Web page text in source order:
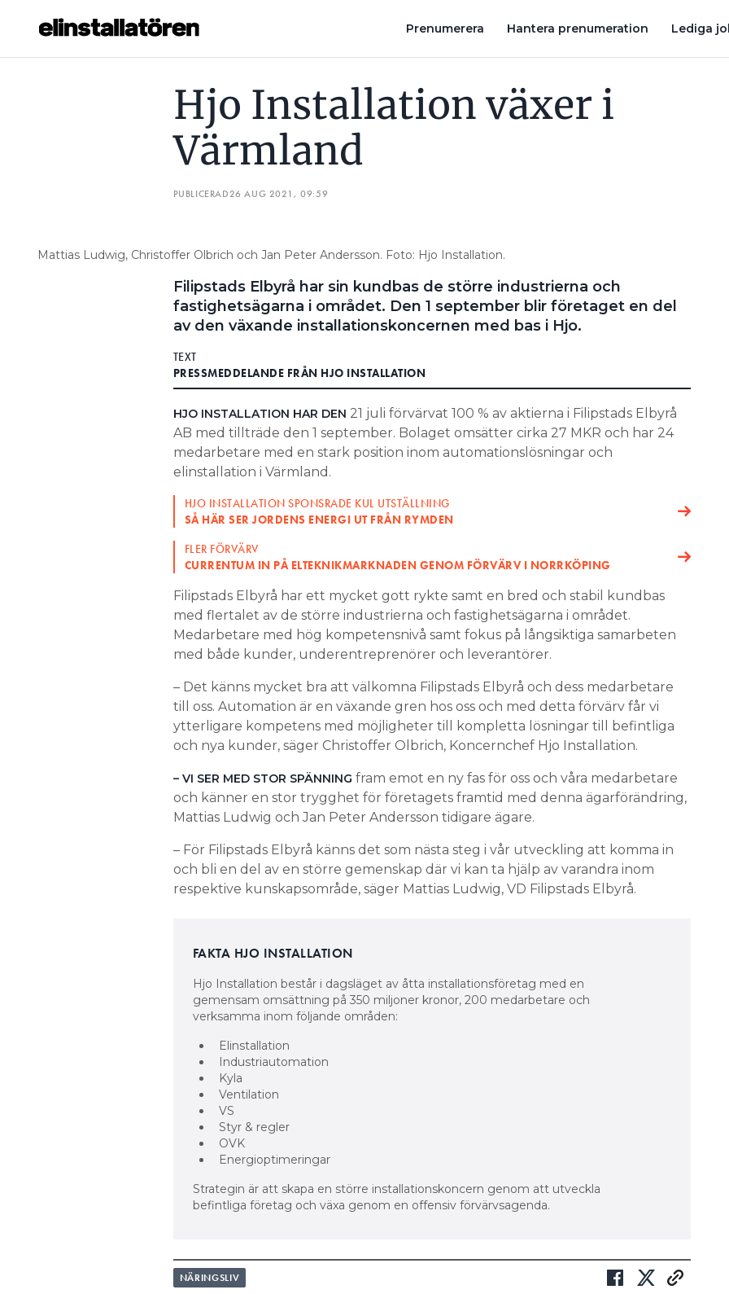
Prenumerera Hantera prenumeration Lediga
Hantera prenumeration
Hjo Installation växer i
Värmland
PUBLICERAD26 AUG 2021, 09:59
Mattias Ludwig, Christoffer Olbrich och Jan Peter Andersson. Foto: Hjo Installation.
Filipstads Elbyrå har sin kundbas de större industrierna och
fastighetsägarna i området. Den 1 september blir företaget en del
av den växande installationskoncernen med bas i Hjo.
TEXT
PRESSMEDDELANDE FRÅN HJO INSTALLATION
HJO INSTALLATION HAR DEN 21 juli förvärvat 100 % av aktierna i Filipstads Elbyrå
AB med tillträde den 1 september. Bolaget omsätter cirka 27 MKR och har 24
medarbetare med en stark position inom automationslösningar och
elinstallation i Värmland.
HJO INSTALLATION SPONSRADE KUL UTSTÄLLNING
SÅ HÄR SER JORDENS ENERGI UT FRÅN RYMDEN
FLER FÖRVÄRV
CURRENTUM IN PÅ ELTEKNIKMARKNADEN GENOM FÖRVÄRV I NORRKÖPING
Filipstads Elbyrå har ett mycket gott rykte samt en bred och stabil kundbas
med flertalet av de större industrierna och fastighetsägarna i området.
Medarbetare med hög kompetensnivå samt fokus på långsiktiga samarbeten
med både kunder, underentreprenörer och leverantörer.
– Det känns mycket bra att välkomna Filipstads Elbyrå och dess medarbetare
till oss. Automation är en växande gren hos oss och med detta förvärv får vi
ytterligare kompetens med möjligheter till kompletta lösningar till befintliga
och nya kunder, säger Christoffer Olbrich, Koncernchef Hjo Installation.
– VI SER MED STOR SPÄNNING fram emot en ny fas för oss och våra medarbetare
och känner en stor trygghet för företagets framtid med denna ägarförändring,
Mattias Ludwig och Jan Peter Andersson tidigare ägare.
– För Filipstads Elbyrå känns det som nästa steg i vår utveckling att komma in
och bli en del av en större gemenskap där vi kan ta hjälp av varandra inom
respektive kunskapsområde, säger Mattias Ludwig, VD Filipstads Elbyrå.
FAKTA HJO INSTALLATION
Hjo Installation består i dagsläget av åtta installationsföretag med en
gemensam omsättning på 350 miljoner kronor, 200 medarbetare och
verksamma inom följande områden:
Elinstallation
Industriautomation
Kyla
Ventilation
VS
Styr & regler
OVK
Energioptimeringar
Strategin är att skapa en större installationskoncern genom att utveckla
befintliga företag och växa genom en offensiv förvärvsagenda.
NÄRINGSLIV
HJO INSTALLATION VÄXER I VÄRMLAND HJO INSTALLATION GÖR TVÅ FÖRVÄRV I NORR HJO INSTALLATION GÖR SITT